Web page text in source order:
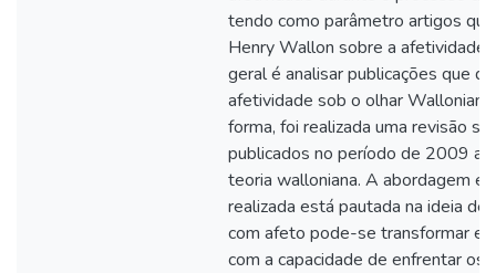
tendo como parâmetro artigos
Henry Wallon sobre a
geral é analisar publicações que
afetividade sob o olhar
forma, foi realizada uma revisão
publicados no período de 2009 a
teoria walloniana. A abordagem
realizada está pautada na ideia
com afeto pode-se transformar
com a capacidade de enfrentar